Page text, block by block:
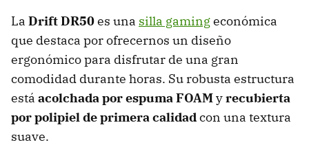
La Drift DR50es una silla gamingeconómica
que destaca por ofrecernos un diseño
ergonómico para disfrutar de una gran
comodidad durante horas. Su robusta estructura
está acolchada por espuma FOAMyrecubierta
por polipiel de primera calidadcon una textura
suave.